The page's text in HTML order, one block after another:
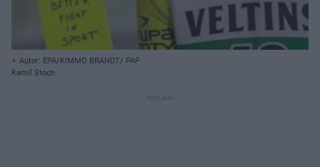
Autor: EPA/KIMMO BRANDT/ PAP
Kamil Stoch